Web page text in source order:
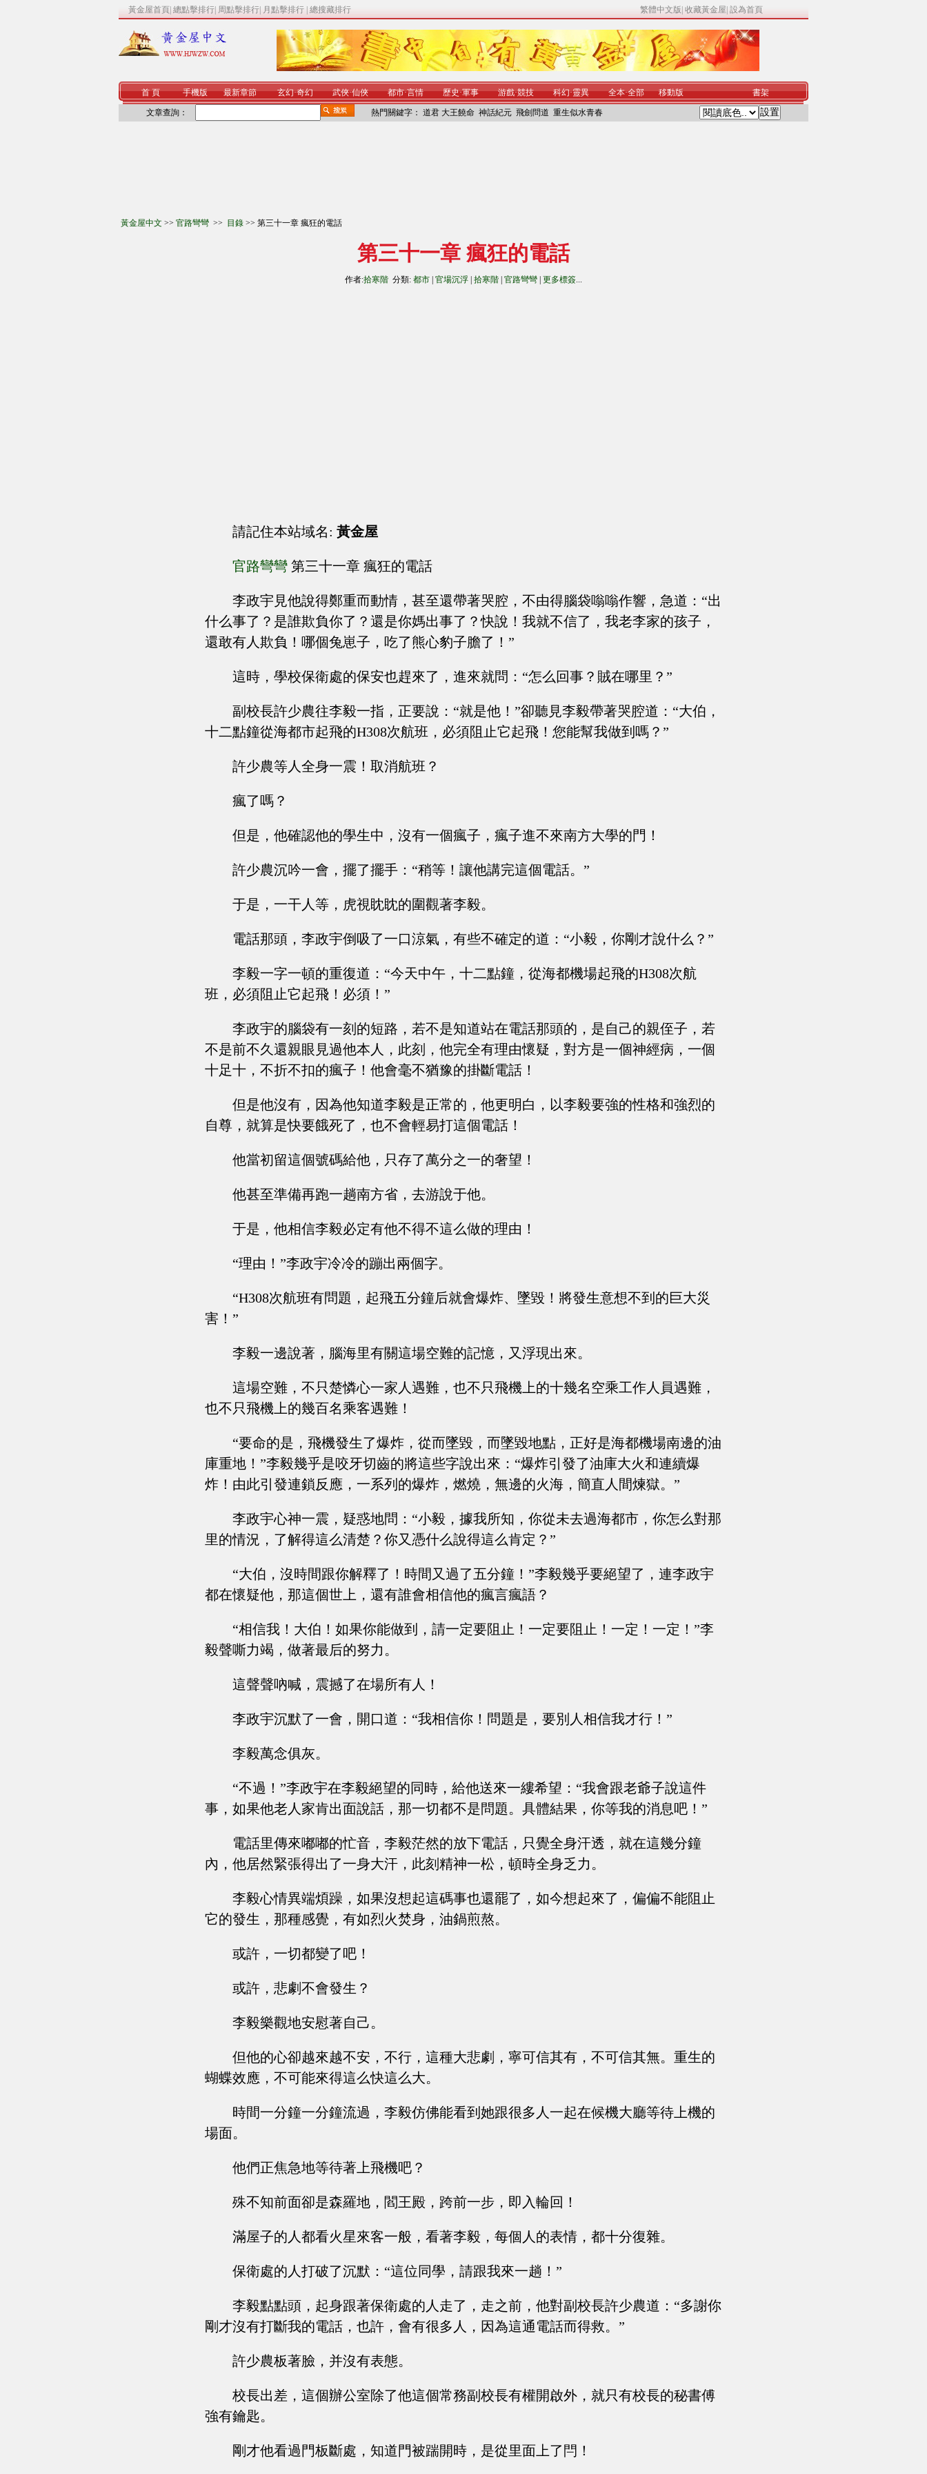
黃金屋首頁 總點擊排行 周點擊排行 月點擊排行 總搜藏排行 繁體中文版 收藏黃金屋 設為首頁
首 頁 手機版 最新章節 玄幻·奇幻 武俠·仙俠 都市·言情 歷史·軍事 游戲·競技 科幻·靈異 全本·全部 移動版 書架
文章查詢： 熱門關鍵字： 道君 大王饒命 神話紀元 飛劍問道 重生似水青春
黃金屋中文 >> 官路彎彎 >> 目錄 >> 第三十一章 瘋狂的電話
第三十一章 瘋狂的電話
作者:拾寒階 分類: 都市 官場沉浮 拾寒階 官路彎彎 更多標簽...
請記住本站域名: 黃金屋
官路彎彎 第三十一章 瘋狂的電話
李政宇見他說得鄭重而動情，甚至還帶著哭腔，不由得腦袋嗡嗡作響，急道：“出
什么事了？是誰欺負你了？還是你媽出事了？快說！我就不信了，我老李家的孩子，
還敢有人欺負！哪個兔崽子，吃了熊心豹子膽了！”
這時，學校保衛處的保安也趕來了，進來就問：“怎么回事？賊在哪里？”
副校長許少農往李毅一指，正要說：“就是他！”卻聽見李毅帶著哭腔道：“大伯，
十二點鐘從海都市起飛的H308次航班，必須阻止它起飛！您能幫我做到嗎？”
許少農等人全身一震！取消航班？
瘋了嗎？
但是，他確認他的學生中，沒有一個瘋子，瘋子進不來南方大學的門！
許少農沉吟一會，擺了擺手：“稍等！讓他講完這個電話。”
于是，一干人等，虎視眈眈的圍觀著李毅。
電話那頭，李政宇倒吸了一口涼氣，有些不確定的道：“小毅，你剛才說什么？”
李毅一字一頓的重復道：“今天中午，十二點鐘，從海都機場起飛的H308次航
班，必須阻止它起飛！必須！”
李政宇的腦袋有一刻的短路，若不是知道站在電話那頭的，是自己的親侄子，若
不是前不久還親眼見過他本人，此刻，他完全有理由懷疑，對方是一個神經病，一個
十足十，不折不扣的瘋子！他會毫不猶豫的掛斷電話！
但是他沒有，因為他知道李毅是正常的，他更明白，以李毅要強的性格和強烈的
自尊，就算是快要餓死了，也不會輕易打這個電話！
他當初留這個號碼給他，只存了萬分之一的奢望！
他甚至準備再跑一趟南方省，去游說于他。
于是，他相信李毅必定有他不得不這么做的理由！
“理由！”李政宇冷冷的蹦出兩個字。
“H308次航班有問題，起飛五分鐘后就會爆炸、墜毀！將發生意想不到的巨大災
害！”
李毅一邊說著，腦海里有關這場空難的記憶，又浮現出來。
這場空難，不只楚憐心一家人遇難，也不只飛機上的十幾名空乘工作人員遇難，
也不只飛機上的幾百名乘客遇難！
“要命的是，飛機發生了爆炸，從而墜毀，而墜毀地點，正好是海都機場南邊的油
庫重地！”李毅幾乎是咬牙切齒的將這些字說出來：“爆炸引發了油庫大火和連續爆
炸！由此引發連鎖反應，一系列的爆炸，燃燒，無邊的火海，簡直人間煉獄。”
李政宇心神一震，疑惑地問：“小毅，據我所知，你從未去過海都市，你怎么對那
里的情況，了解得這么清楚？你又憑什么說得這么肯定？”
“大伯，沒時間跟你解釋了！時間又過了五分鐘！”李毅幾乎要絕望了，連李政宇
都在懷疑他，那這個世上，還有誰會相信他的瘋言瘋語？
“相信我！大伯！如果你能做到，請一定要阻止！一定要阻止！一定！一定！”李
毅聲嘶力竭，做著最后的努力。
這聲聲吶喊，震撼了在場所有人！
李政宇沉默了一會，開口道：“我相信你！問題是，要別人相信我才行！”
李毅萬念俱灰。
“不過！”李政宇在李毅絕望的同時，給他送來一縷希望：“我會跟老爺子說這件
事，如果他老人家肯出面說話，那一切都不是問題。具體結果，你等我的消息吧！”
電話里傳來嘟嘟的忙音，李毅茫然的放下電話，只覺全身汗透，就在這幾分鐘
內，他居然緊張得出了一身大汗，此刻精神一松，頓時全身乏力。
李毅心情異端煩躁，如果沒想起這碼事也還罷了，如今想起來了，偏偏不能阻止
它的發生，那種感覺，有如烈火焚身，油鍋煎熬。
或許，一切都變了吧！
或許，悲劇不會發生？
李毅樂觀地安慰著自己。
但他的心卻越來越不安，不行，這種大悲劇，寧可信其有，不可信其無。重生的
蝴蝶效應，不可能來得這么快這么大。
時間一分鐘一分鐘流過，李毅仿佛能看到她跟很多人一起在候機大廳等待上機的
場面。
他們正焦急地等待著上飛機吧？
殊不知前面卻是森羅地，閻王殿，跨前一步，即入輪回！
滿屋子的人都看火星來客一般，看著李毅，每個人的表情，都十分復雜。
保衛處的人打破了沉默：“這位同學，請跟我來一趟！”
李毅點點頭，起身跟著保衛處的人走了，走之前，他對副校長許少農道：“多謝你
剛才沒有打斷我的電話，也許，會有很多人，因為這通電話而得救。”
許少農板著臉，并沒有表態。
校長出差，這個辦公室除了他這個常務副校長有權開啟外，就只有校長的秘書傅
強有鑰匙。
剛才他看過門板斷處，知道門被踹開時，是從里面上了閂！